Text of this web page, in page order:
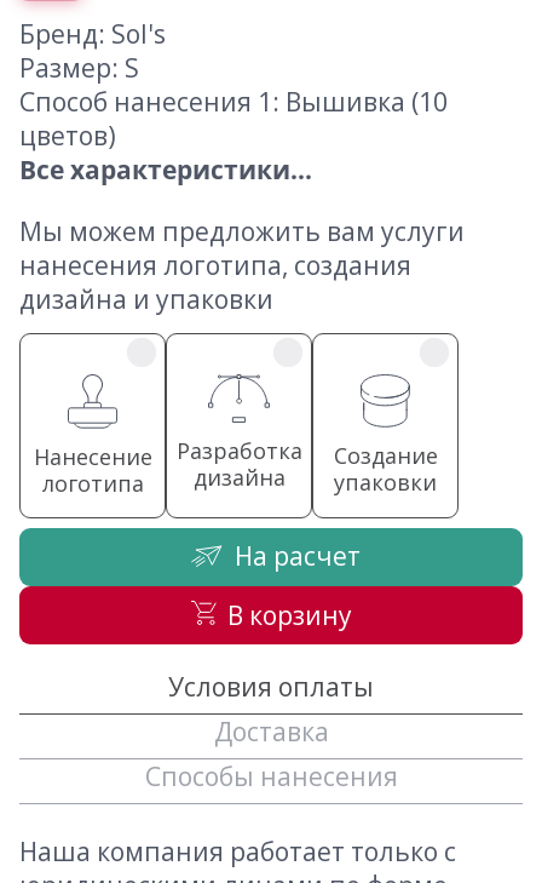
Бренд: Sol's
Размер: S
Способ нанесения 1: Вышивка (10
цветов)
Все характеристики...
Мы можем предложить вам услуги
нанесения логотипа, создания
дизайна и упаковки
Нанесение
логотипа
Разработка
дизайна
Создание
упаковки
На расчет
В корзину
Условия оплаты
Доставка
Способы нанесения
Наша компания работает только с